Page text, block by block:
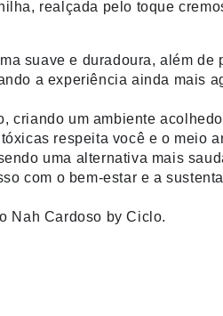
realçada pelo toque
suave e duradoura, além de
a experiência ainda mais
criando um ambiente
respeita você e o meio
uma alternativa mais
com o bem-estar e a
Nah Cardoso by Ciclo.